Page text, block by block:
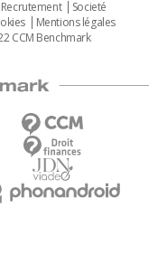
Recrutement
Societé
Mentions légales
CCM Benchmark